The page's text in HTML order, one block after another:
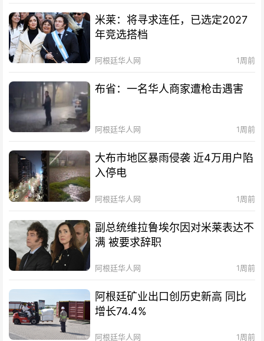
米莱：将寻求连任，已选定2027
年竞选搭档
阿根廷华人网 1周前
布省：一名华人商家遭枪击遇害
阿根廷华人网 1周前
大布市地区暴雨侵袭 近4万用户陷
入停电
阿根廷华人网 1周前
副总统维拉鲁埃尔因对米莱表达不
满 被要求辞职
阿根廷华人网 1周前
阿根廷矿业出口创历史新高 同比
增长74.4%
阿根廷华人网 1周前